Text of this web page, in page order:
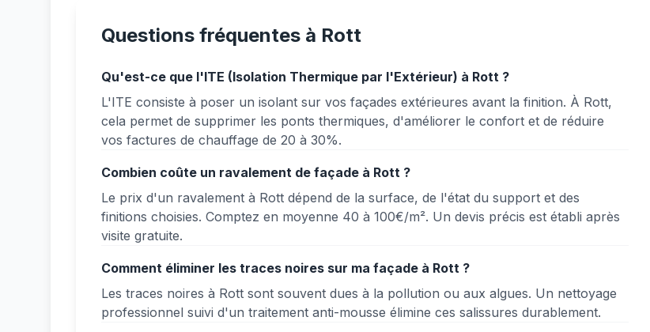
Questions fréquentes à Rott
Qu'est-ce que l'ITE (Isolation Thermique par l'Extérieur) à Rott ?
L'ITE consiste à poser un isolant sur vos façades extérieures avant la finition. À Rott,
cela permet de supprimer les ponts thermiques, d'améliorer le confort et de réduire
vos factures de chauffage de 20 à 30%.
Combien coûte un ravalement de façade à Rott ?
Le prix d'un ravalement à Rott dépend de la surface, de l'état du support et des
finitions choisies. Comptez en moyenne 40 à 100€/m². Un devis précis est établi après
visite gratuite.
Comment éliminer les traces noires sur ma façade à Rott ?
Les traces noires à Rott sont souvent dues à la pollution ou aux algues. Un nettoyage
professionnel suivi d'un traitement anti-mousse élimine ces salissures durablement.